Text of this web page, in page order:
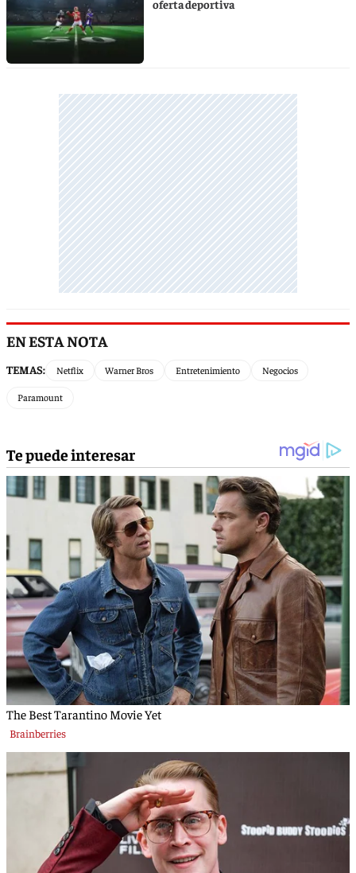
oferta deportiva
EN ESTA NOTA
TEMAS: Netflix Warner Bros Entretenimiento Negocios
Paramount